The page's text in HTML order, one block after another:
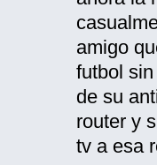
amigo
futbol
de su
router y
tv a esa